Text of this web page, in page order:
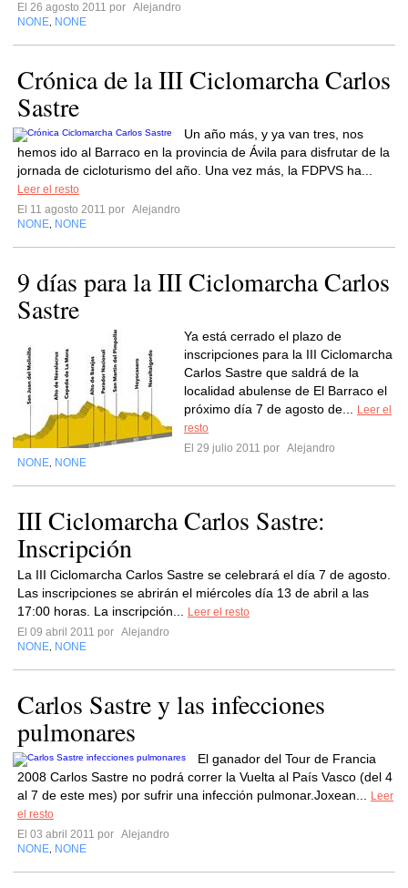
El 26 agosto 2011 por Alejandro
NONE NONE
Crónica de la III Ciclomarcha Carlos
Sastre
Un año más, y ya van tres, nos
hemos ido al Barraco en la provincia de Ávila para disfrutar de la
jornada de cicloturismo del año. Una vez más, la FDPVS ha...
Leer el resto
El 11 agosto 2011 por Alejandro
NONE NONE
9 días para la III Ciclomarcha Carlos
Sastre
Ya está cerrado el plazo de
inscripciones para la III Ciclomarcha
Carlos Sastre que saldrá de la
localidad abulense de El Barraco el
próximo día 7 de agosto de...
Leer el
resto
El 29 julio 2011 por Alejandro
NONE NONE
III Ciclomarcha Carlos Sastre:
Inscripción
La III Ciclomarcha Carlos Sastre se celebrará el día 7 de agosto.
Las inscripciones se abrirán el miércoles día 13 de abril a las
17:00 horas. La inscripción...
Leer el resto
El 09 abril 2011 por Alejandro
NONE NONE
Carlos Sastre y las infecciones
pulmonares
El ganador del Tour de Francia
2008 Carlos Sastre no podrá correr la Vuelta al País Vasco (del 4
al 7 de este mes) por sufrir una infección pulmonar.Joxean...
Leer
el resto
El 03 abril 2011 por Alejandro
NONE NONE